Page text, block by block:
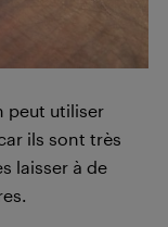
peut utiliser
ils sont très
laisser à de